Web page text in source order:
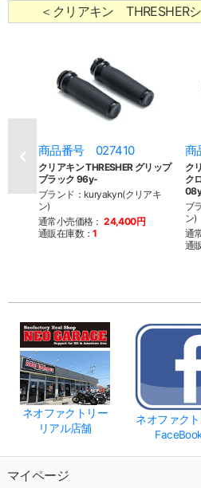
＜クリアキン THRESHER
商品番号 027410
クリアキン THRESHER グリップ
ブラック 96y-
ブランド：kuryakyn(クリアキ
ン)
通常小売価格： 24,400円
通販在庫数：1
商
ク
ク
ブ
ン)
通
通
ネオファクトリー
リアル店舗
ネオファク
マイページ